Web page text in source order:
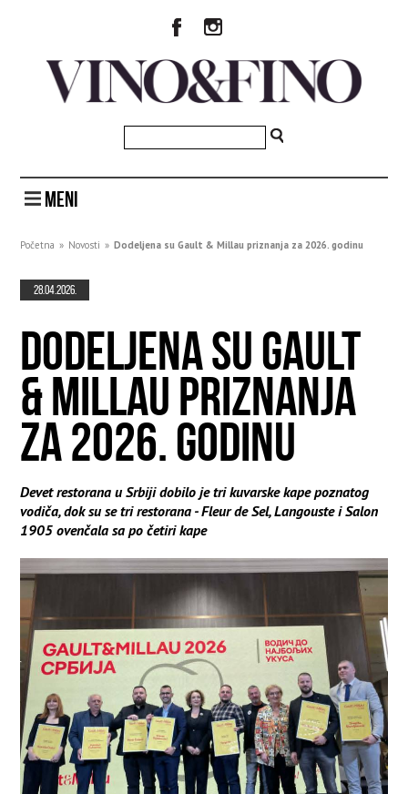
MENI
Početna » Novosti » Dodeljena su Gault & Millau priznanja za 2026. godinu
28.04.2026.
DODELJENA SU GAULT
& MILLAU PRIZNANJA
ZA 2026. GODINU
Devet restorana u Srbiji dobilo je tri kuvarske kape poznatog
vodiča, dok su se tri restorana - Fleur de Sel, Langouste i Salon
1905 ovenčala sa po četiri kape